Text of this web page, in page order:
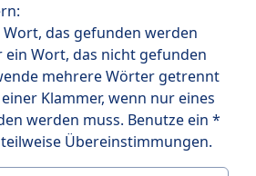
das gefunden werden
ein Wort, das nicht gefunden
mehrere Wörter getrennt
Klammer, wenn nur eines
werden muss. Benutze ein *
Übereinstimmungen.